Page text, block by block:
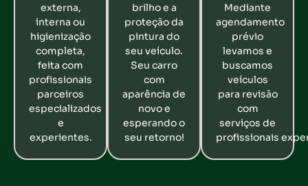
externa,
interna ou
higienização
completa,
feita com
profissionais
parceiros
especializados
e
experientes.
brilho e a
proteção da
pintura do
seu veículo.
Seu carro
com
aparência de
novo e
esperando o
seu retorno!
Mediante
agendamento
prévio
levamos e
buscamos
veículos
para revisão
com
serviços de
profissionais